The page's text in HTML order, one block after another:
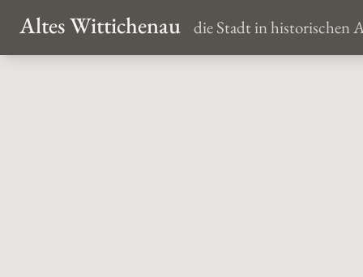
Altes Wittichenau die Stadt in historischen